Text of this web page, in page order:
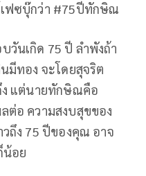
ฟซบุ๊กว่า #75ปีทักษิณ
นเกิด 75 ปี ลำพังถ้า
มีทอง จะโดยสุจริต
ง แต่นายทักษิณคือ
ต่อ ความสงบสุขของ
ถึง 75 ปีของคุณ อาจ
น้อย